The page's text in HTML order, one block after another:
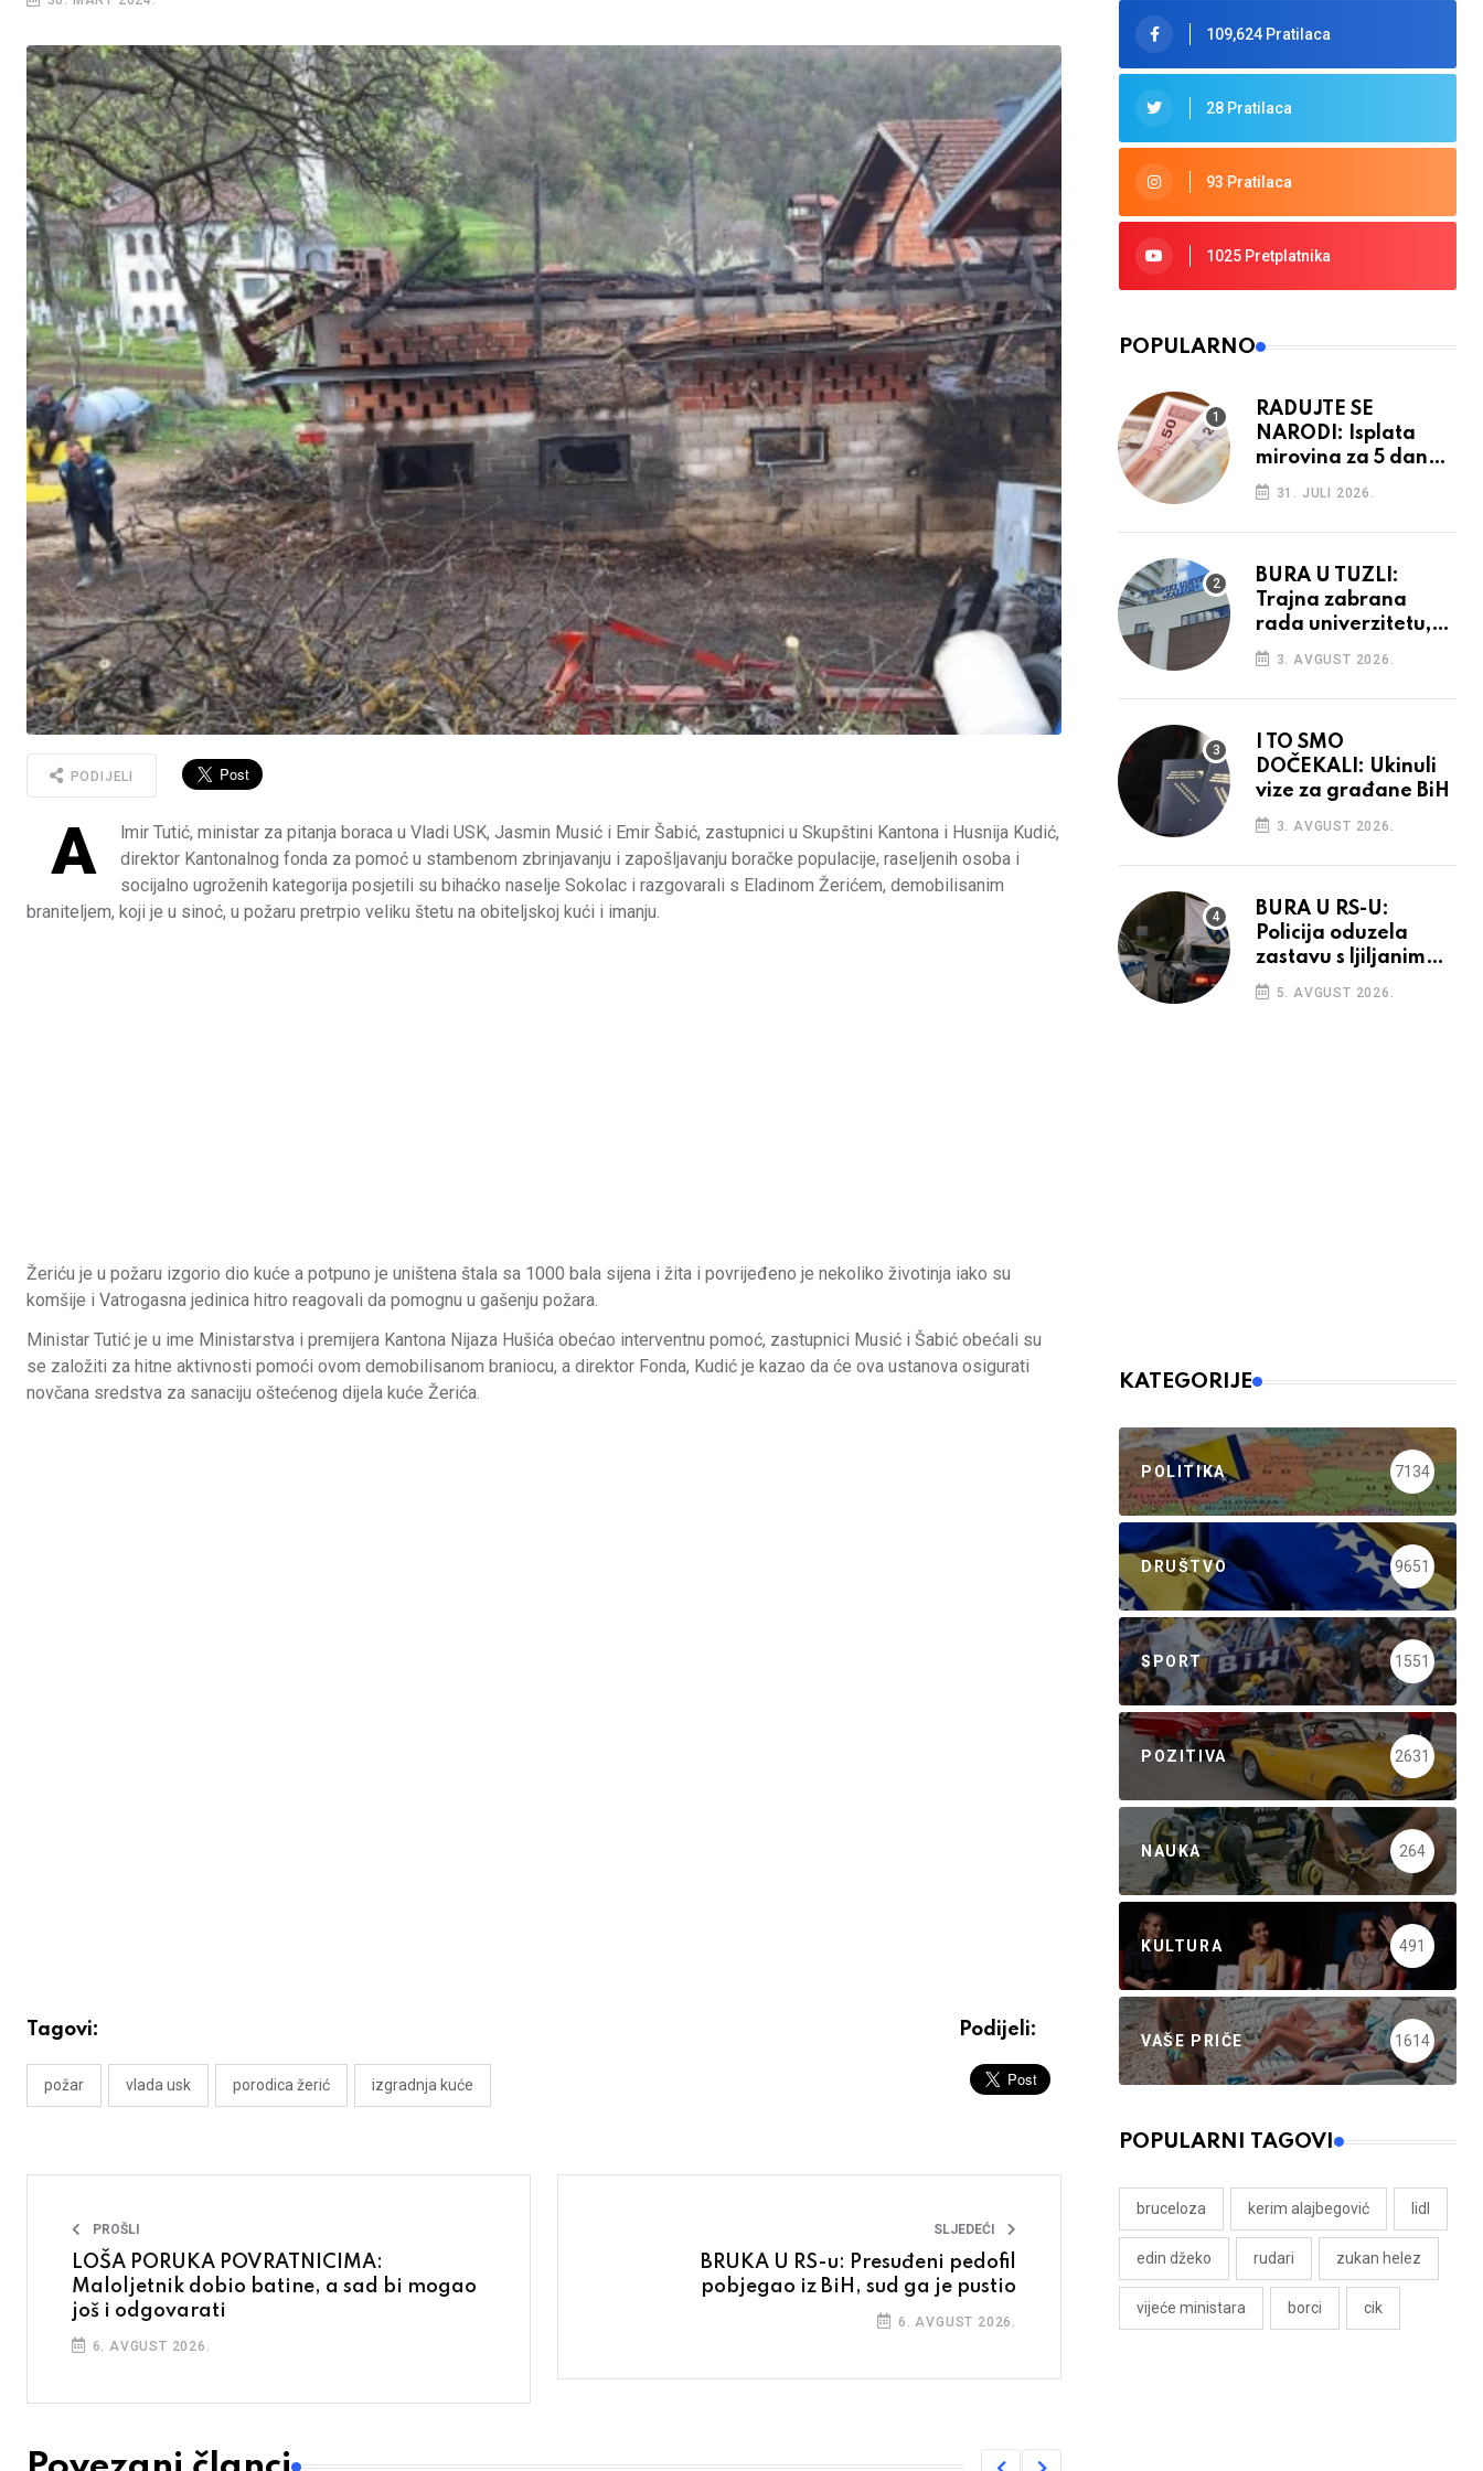
PODIJELI
A
lmir Tutić, ministar za pitanja boraca u Vladi USK, Jasmin Musić i Emir Šabić, zastupnici u Skupštini Kantona i Husnija Kudić,
direktor Kantonalnog fonda za pomoć u stambenom zbrinjavanju i zapošljavanju boračke populacije, raseljenih osoba i
socijalno ugroženih kategorija posjetili su bihaćko naselje Sokolac i razgovarali s Eladinom Žerićem, demobilisanim
braniteljem, koji je u sinoć, u požaru pretrpio veliku štetu na obiteljskoj kući i imanju.
Žeriću je u požaru izgorio dio kuće a potpuno je uništena štala sa 1000 bala sijena i žita i povrijeđeno je nekoliko životinja iako su
komšije i Vatrogasna jedinica hitro reagovali da pomognu u gašenju požara.
Ministar Tutić je u ime Ministarstva i premijera Kantona Nijaza Hušića obećao interventnu pomoć, zastupnici Musić i Šabić obećali su
se založiti za hitne aktivnosti pomoći ovom demobilisanom braniocu, a direktor Fonda, Kudić je kazao da će ova ustanova osigurati
novčana sredstva za sanaciju oštećenog dijela kuće Žerića.
Tagovi:
požar vlada usk porodica žerić izgradnja kuće
Podijeli:
PROŠLI
LOŠA PORUKA POVRATNICIMA:
Maloljetnik dobio batine, a sad bi mogao
još i odgovarati
6. AVGUST 2026.
SLJEDEĆI
BRUKA U RS-u: Presuđeni pedofil
pobjegao iz BiH, sud ga je pustio
6. AVGUST 2026.
109,624 Pratilaca
28 Pratilaca
93 Pratilaca
1025 Pretplatnika
POPULARNO
RADUJTE SE
NARODI: Isplata
mirovina za 5 dana,
retroaktivna
povećanja
31. JULI 2026.
BURA U TUZLI:
Trajna zabrana
rada univerzitetu,
provedba sudskih
odluka
3. AVGUST 2026.
I TO SMO
DOČEKALI: Ukinuli
vize za građane BiH
3. AVGUST 2026.
BURA U RS-U:
Policija oduzela
zastavu s ljiljanima,
uručila prekršajni
nalog
5. AVGUST 2026.
KATEGORIJE
POLITIKA 7134
DRUŠTVO 9651
SPORT 1551
POZITIVA 2631
NAUKA 264
KULTURA 491
VAŠE PRIČE 1614
POPULARNI TAGOVI
bruceloza kerim alajbegović lidl
edin džeko rudari zukan helez
vijeće ministara borci cik